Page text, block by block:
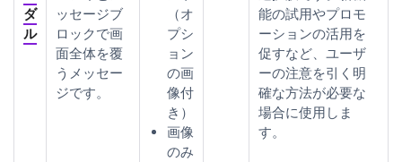
ダ
ル
ッセージブ
ロックで画
面全体を覆
うメッセー
ジです。
（オ
プシ
ョン
の画
像付
き）
画像
のみ
能の試用やプロモ
ーションの活用を
促すなど、ユーザ
ーの注意を引く明
確な方法が必要な
場合に使用しま
す。